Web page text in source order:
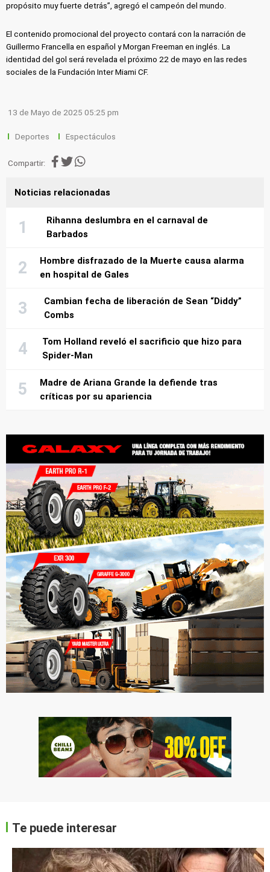
propósito muy fuerte detrás”, agregó el campeón del mundo.
El contenido promocional del proyecto contará con la narración de
Guillermo Francella en español y Morgan Freeman en inglés. La
identidad del gol será revelada el próximo 22 de mayo en las redes
sociales de la Fundación Inter Miami CF.
13 de Mayo de 2025 05:25 pm
Deportes Espectáculos
Compartir:
Noticias relacionadas
Rihanna deslumbra en el carnaval de
Barbados
Hombre disfrazado de la Muerte causa alarma
en hospital de Gales
Cambian fecha de liberación de Sean “Diddy”
Combs
Tom Holland reveló el sacrificio que hizo para
Spider-Man
Madre de Ariana Grande la defiende tras
críticas por su apariencia
Te puede interesar